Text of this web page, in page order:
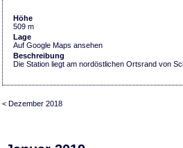
Höhe
509 m
Lage
Auf Google Maps ansehen
Beschreibung
Die Station liegt am nordöstlichen Ortsrand von
< Dezember 2018